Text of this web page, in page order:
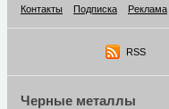
Контакты
Подписка Реклама
RSS
Черные металлы